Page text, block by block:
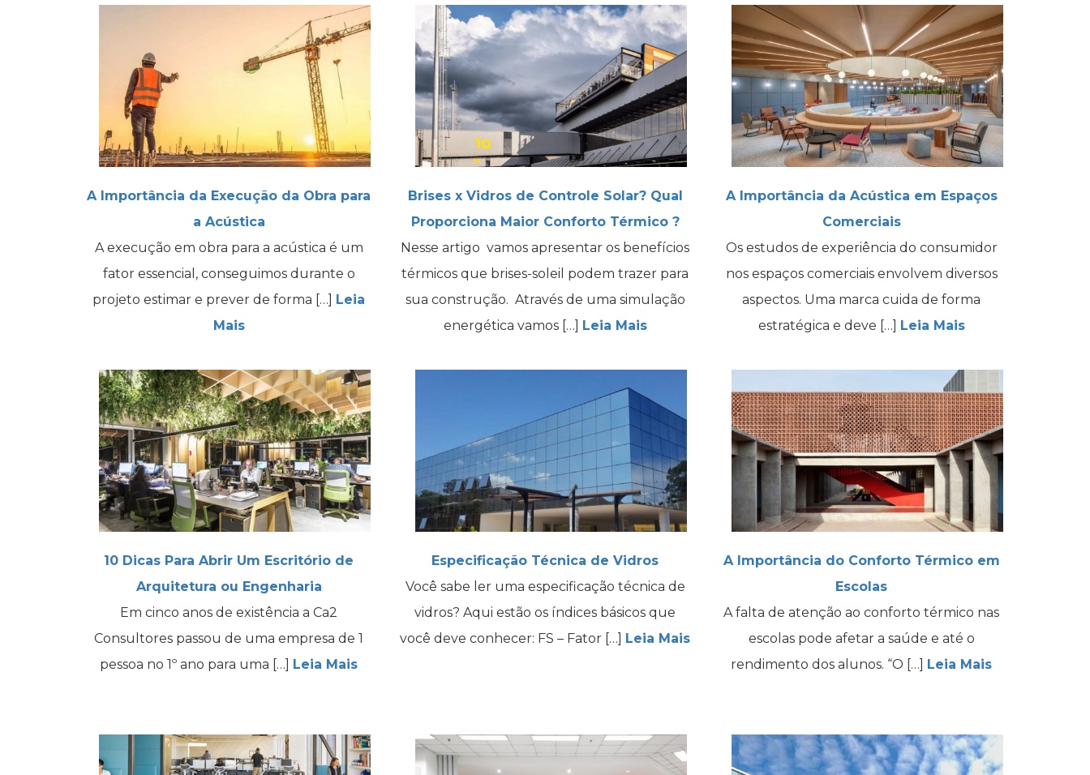
A Importância da Execução da Obra para
a Acústica
A execução em obra para a acústica é um
fator essencial, conseguimos durante o
projeto estimar e prever de forma […] Leia
Mais
Brises x Vidros de Controle Solar? Qual
Proporciona Maior Conforto Térmico ?
Nesse artigo vamos apresentar os benefícios
térmicos que brises-soleil podem trazer para
sua construção. Através de uma simulação
energética vamos […] Leia Mais
A Importância da Acústica em Espaços
Comerciais
Os estudos de experiência do consumidor
nos espaços comerciais envolvem diversos
aspectos. Uma marca cuida de forma
estratégica e deve […] Leia Mais
10 Dicas Para Abrir Um Escritório de
Arquitetura ou Engenharia
Em cinco anos de existência a Ca2
Consultores passou de uma empresa de 1
pessoa no 1º ano para uma […] Leia Mais
Especificação Técnica de Vidros
Você sabe ler uma especificação técnica de
vidros? Aqui estão os índices básicos que
você deve conhecer: FS – Fator […] Leia Mais
A Importância do Conforto Térmico em
Escolas
A falta de atenção ao conforto térmico nas
escolas pode afetar a saúde e até o
rendimento dos alunos. “O […] Leia Mais